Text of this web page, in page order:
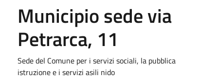
Municipio sede via
Petrarca, 11
Sede del Comune per i servizi sociali, la pubblica
istruzione e i servizi asili nido